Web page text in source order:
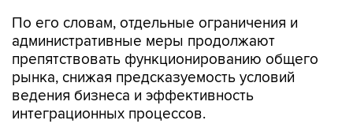
По его словам, отдельные ограничения и
административные меры продолжают
препятствовать функционированию общего
рынка, снижая предсказуемость условий
ведения бизнеса и эффективность
интеграционных процессов.